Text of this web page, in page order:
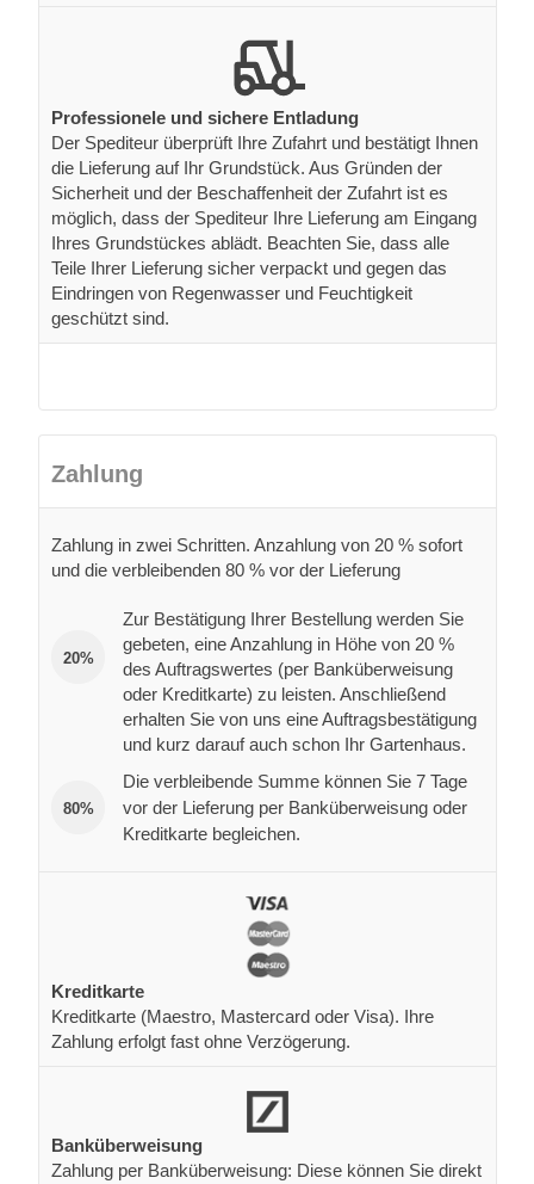
Professionele und sichere Entladung
Der Spediteur überprüft Ihre Zufahrt und bestätigt Ihnen
die Lieferung auf Ihr Grundstück. Aus Gründen der
Sicherheit und der Beschaffenheit der Zufahrt ist es
möglich, dass der Spediteur Ihre Lieferung am Eingang
Ihres Grundstückes ablädt. Beachten Sie, dass alle
Teile Ihrer Lieferung sicher verpackt und gegen das
Eindringen von Regenwasser und Feuchtigkeit
geschützt sind.
Zahlung
Zahlung in zwei Schritten. Anzahlung von 20 % sofort
und die verbleibenden 80 % vor der Lieferung
20%
Zur Bestätigung Ihrer Bestellung werden Sie
gebeten, eine Anzahlung in Höhe von 20 %
des Auftragswertes (per Banküberweisung
oder Kreditkarte) zu leisten. Anschließend
erhalten Sie von uns eine Auftragsbestätigung
und kurz darauf auch schon Ihr Gartenhaus.
80%
Die verbleibende Summe können Sie 7 Tage
vor der Lieferung per Banküberweisung oder
Kreditkarte begleichen.
Kreditkarte
Kreditkarte (Maestro, Mastercard oder Visa). Ihre
Zahlung erfolgt fast ohne Verzögerung.
Banküberweisung
Zahlung per Banküberweisung: Diese können Sie direkt